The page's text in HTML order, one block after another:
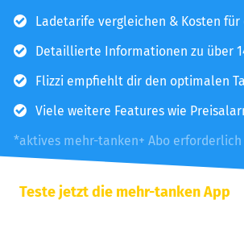
Ladetarife vergleichen & Kosten
Detaillierte Informationen zu über
Flizzi empfiehlt dir den optimalen
Viele weitere Features wie
*aktives mehr-tanken+ Abo erforderlich
Teste jetzt die mehr-tanken App